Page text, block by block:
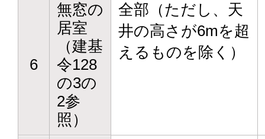
6
無窓の
居室
（建基
令128
の3の
2参
照）
全部（ただし、天
井の高さが6mを超
えるものを除く）